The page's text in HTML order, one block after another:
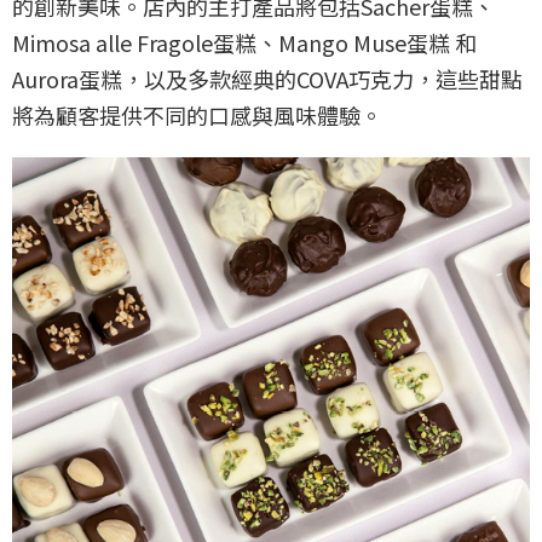
Mimosa alle Fragole蛋糕、Mango Muse蛋糕 和
Aurora蛋糕，以及多款經典的COVA巧克力，這些甜點
將為顧客提供不同的口感與風味體驗。